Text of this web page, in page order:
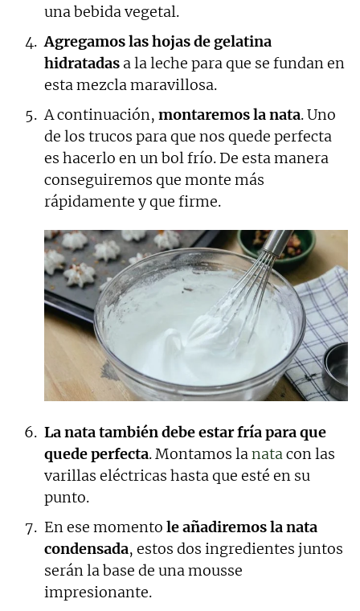
una bebida vegetal.
Agregamos las hojas de gelatina
hidratadas a la leche para que se fundan en
esta mezcla maravillosa.
A continuación, montaremos la nata. Uno
de los trucos para que nos quede perfecta
es hacerlo en un bol frío. De esta manera
conseguiremos que monte más
rápidamente y que firme.
La nata también debe estar fría para que
quede perfecta. Montamos la nata con las
varillas eléctricas hasta que esté en su
punto.
En ese momento le añadiremos la nata
condensada, estos dos ingredientes juntos
serán la base de una mousse
impresionante.